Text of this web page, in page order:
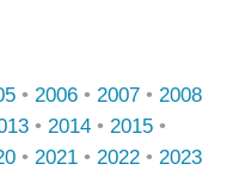
• 2006 • 2007 • 2008
• 2014 • 2015 •
• 2021 • 2022 • 2023